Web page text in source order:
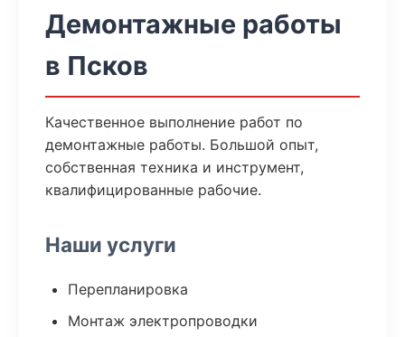
Демонтажные работы
в Псков
Качественное выполнение работ по
демонтажные работы. Большой опыт,
собственная техника и инструмент,
квалифицированные рабочие.
Наши услуги
Перепланировка
Монтаж электропроводки